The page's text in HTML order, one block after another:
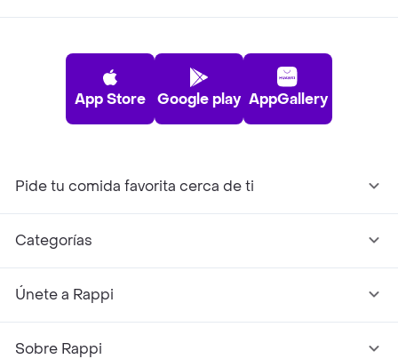
App Store Google play AppGallery
Pide tu comida favorita cerca de ti
Categorías
Únete a Rappi
Sobre Rappi